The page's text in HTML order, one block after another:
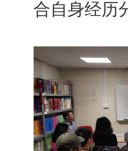
合自身经历